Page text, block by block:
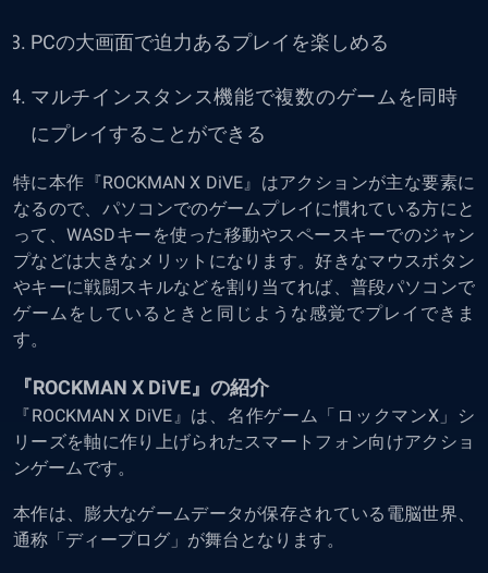
PCの大画面で迫力あるプレイを楽しめる
マルチインスタンス機能で複数のゲームを同時
にプレイすることができる
特に本作『ROCKMAN X DiVE』はアクションが主な要素に
なるので、パソコンでのゲームプレイに慣れている方にと
って、WASDキーを使った移動やスペースキーでのジャン
プなどは大きなメリットになります。好きなマウスボタン
やキーに戦闘スキルなどを割り当てれば、普段パソコンで
ゲームをしているときと同じような感覚でプレイできま
す。
『ROCKMAN X DiVE』の紹介
『ROCKMAN X DiVE』は、名作ゲーム「ロックマンX」シ
リーズを軸に作り上げられたスマートフォン向けアクショ
ンゲームです。
本作は、膨大なゲームデータが保存されている電脳世界、
通称「ディープログ」が舞台となります。